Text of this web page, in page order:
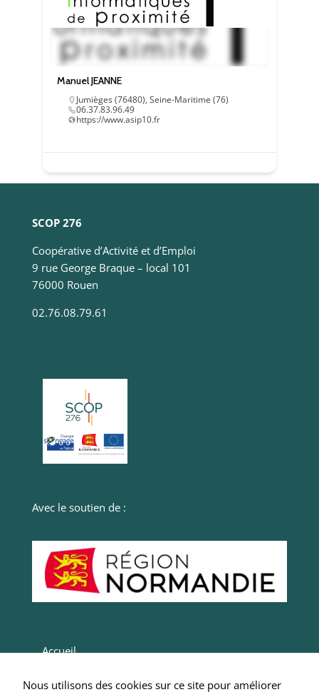
Manuel JEANNE
Jumièges (76480), Seine-Maritime (76)
06.37.83.96.49
https://www.asip10.fr
SCOP 276
Coopérative d’Activité et d’Emploi
9 rue George Braque – local 101
76000 Rouen
02.76.08.79.61
Avec le soutien de :
Accueil
Nous utilisons des cookies sur ce site pour améliorer